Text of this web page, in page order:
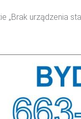
„Brak urządzenia